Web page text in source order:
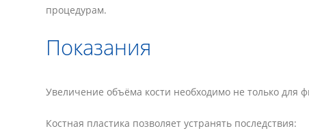
процедурам.
Показания
Увеличение объёма кости необходимо не только для
Костная пластика позволяет устранять последствия: